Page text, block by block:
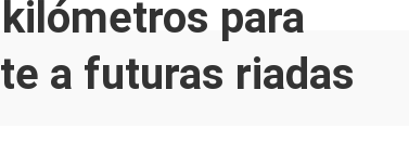
para
a futuras riadas